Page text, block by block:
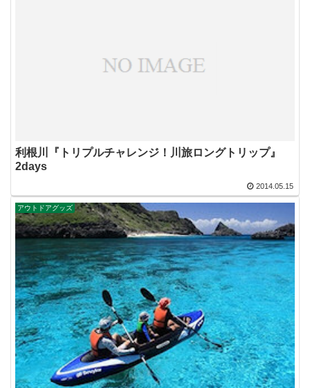
利根川『トリプルチャレンジ！川旅ロングトリップ』
2days
2014.05.15
アウトドアグッズ